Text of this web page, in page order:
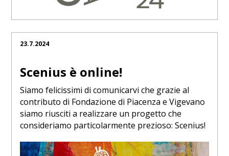
23.7.2024
Scenius è online!
Siamo felicissimi di comunicarvi che grazie al
contributo di Fondazione di Piacenza e Vigevano
siamo riusciti a realizzare un progetto che
consideriamo particolarmente prezioso: Scenius!